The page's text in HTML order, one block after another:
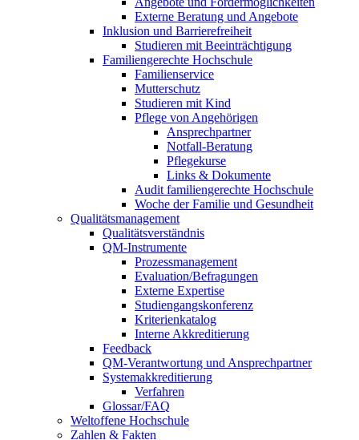
Externe Beratung und Angebote
Inklusion und Barrierefreiheit
Studieren mit Beeinträchtigung
Familiengerechte Hochschule
Familienservice
Mutterschutz
Studieren mit Kind
Pflege von Angehörigen
Ansprechpartner
Notfall-Beratung
Pflegekurse
Links & Dokumente
Audit familiengerechte Hochschule
Woche der Familie und Gesundheit
Qualitätsmanagement
Qualitätsverständnis
QM-Instrumente
Prozessmanagement
Evaluation/Befragungen
Externe Expertise
Studiengangskonferenz
Kriterienkatalog
Interne Akkreditierung
Feedback
QM-Verantwortung und Ansprechpartner
Systemakkreditierung
Verfahren
Glossar/FAQ
Weltoffene Hochschule
Zahlen & Fakten